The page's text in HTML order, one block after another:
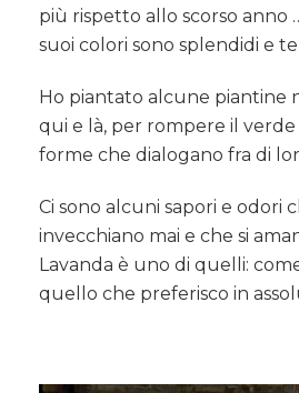
vorrei
poter
e
inviare
tutti
più rispetto allo scorso anno
suoi colori sono splendidi e
Ho piantato alcune piantine
qui e là, per rompere il
forme che dialogano fra di
Ci sono alcuni sapori e odori
invecchiano mai e che si
Lavanda è uno di quelli:
quello che preferisco in